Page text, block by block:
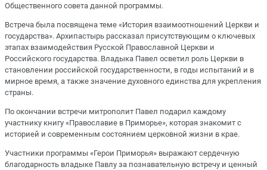
Общественного совета данной программы.
Встреча была посвящена теме «История взаимоотношений Церкви и
государства». Архипастырь рассказал присутствующим о ключевых
этапах взаимодействия Русской Православной Церкви и
Российского государства. Владыка Павел осветил роль Церкви в
становлении российской государственности, в годы испытаний и в
мирное время, а также значение духовного единства для укрепления
страны.
По окончании встречи митрополит Павел подарил каждому
участнику книгу «Православие в Приморье», которая знакомит с
историей и современным состоянием церковной жизни в крае.
Участники программы «Герои Приморья» выражают сердечную
благодарность владыке Павлу за познавательную встречу и ценный